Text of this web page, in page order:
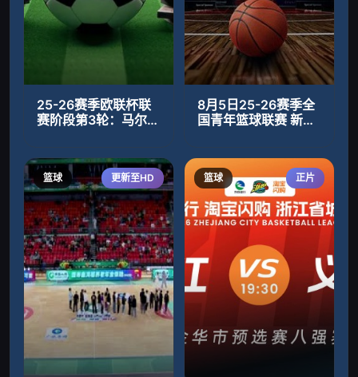
25-26赛季欧联杯联
赛阶段第3轮：马尔默
8月5日25-26赛季全
国青年篮球联赛 新疆
篮球 更新至HD 篮球 正片